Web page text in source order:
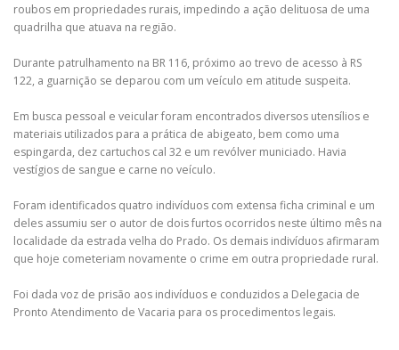
roubos em propriedades rurais, impedindo a ação delituosa de uma
quadrilha que atuava na região.
Durante patrulhamento na BR 116, próximo ao trevo de acesso à RS
122, a guarnição se deparou com um veículo em atitude suspeita.
Em busca pessoal e veicular foram encontrados diversos utensílios e
materiais utilizados para a prática de abigeato, bem como uma
espingarda, dez cartuchos cal 32 e um revólver municiado. Havia
vestígios de sangue e carne no veículo.
Foram identificados quatro indivíduos com extensa ficha criminal e um
deles assumiu ser o autor de dois furtos ocorridos neste último mês na
localidade da estrada velha do Prado. Os demais indivíduos afirmaram
que hoje cometeriam novamente o crime em outra propriedade rural.
Foi dada voz de prisão aos indivíduos e conduzidos a Delegacia de
Pronto Atendimento de Vacaria para os procedimentos legais.